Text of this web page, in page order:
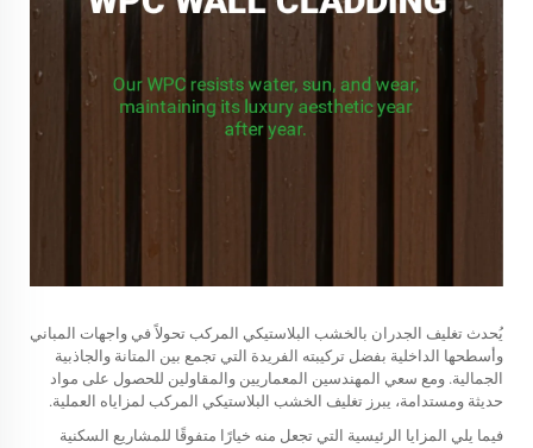
يُحدث تغليف الجدران بالخشب البلاستيكي المركب تحولاً في واجهات المباني
وأسطحها الداخلية بفضل تركيبته الفريدة التي تجمع بين المتانة والجاذبية
الجمالية. ومع سعي المهندسين المعماريين والمقاولين للحصول على مواد
حديثة ومستدامة، يبرز تغليف الخشب البلاستيكي المركب لمزاياه العملية.
فيما يلي المزايا الرئيسية التي تجعل منه خيارًا متفوقًا للمشاريع السكنية